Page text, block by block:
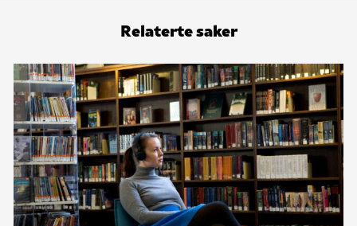
Relaterte saker